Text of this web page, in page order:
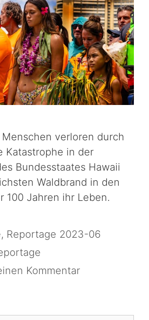
Menschen verloren durch
Katastrophe in der
Bundesstaates Hawaii
Waldbrand in den
100 Jahren ihr Leben.
, Reportage 2023-06
Kommentar